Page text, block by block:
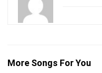
More Songs For You